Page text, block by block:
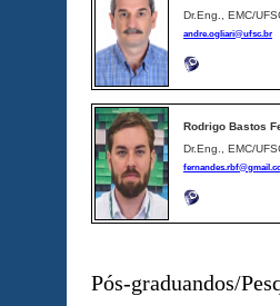
Dr.Eng., EMC/
andre.ogliari@ufsc.br
Rodrigo Bastos
Dr.Eng., EMC/
Pós-graduandos/